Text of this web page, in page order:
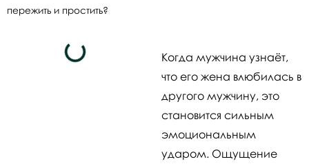
пережить и простить?
Когда мужчина узнаёт,
что его жена влюбилась в
другого мужчину, это
становится сильным
эмоциональным
ударом. Ощущение